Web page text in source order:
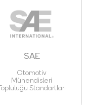
SAE
Otomotiv
Mühendisleri
Topluluğu Standartları